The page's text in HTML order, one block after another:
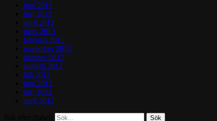
juni 2013
maj 2013
april 2013
mars 2013
februari 2013
november 2012
oktober 2012
augusti 2012
juli 2012
juni 2012
maj 2012
april 2012